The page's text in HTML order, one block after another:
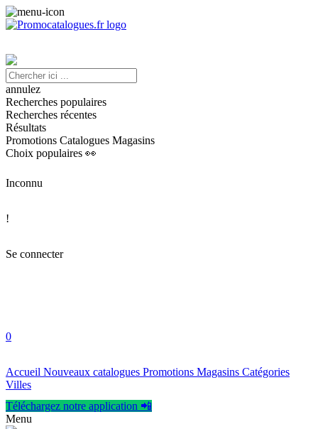
annulez
Recherches populaires
Recherches récentes
Résultats
Promotions Catalogues Magasins
Choix populaires 👀
Inconnu
!
Se connecter
0
Accueil Nouveaux catalogues Promotions Magasins Catégories
Villes
Téléchargez notre application 📲
Menu